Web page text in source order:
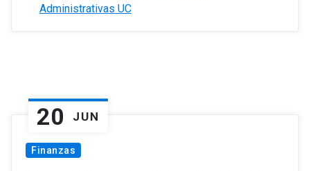
Administrativas UC
20 JUN
Finanzas